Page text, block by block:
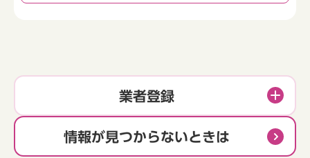
業者登録
情報が見つからないときは